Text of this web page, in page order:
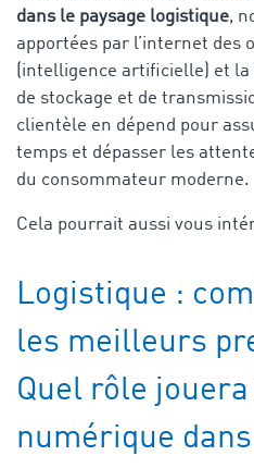
dans le paysage logistique,
apportées par l’internet des
(intelligence artificielle) et
de stockage et de
clientèle en dépend pour
temps et dépasser les
du consommateur moderne.
Cela pourrait aussi vous
Logistique :
les meilleurs
Quel rôle
numérique